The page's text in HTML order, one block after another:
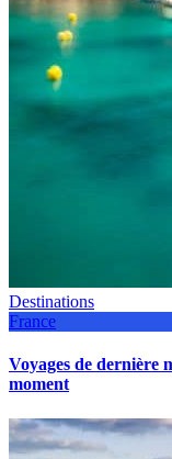
Destinations
France
Voyages de dernière
moment